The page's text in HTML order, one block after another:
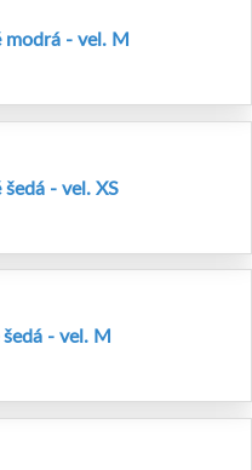
modrá - vel. M
- vel. XS
- vel. M